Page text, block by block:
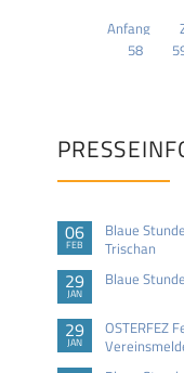
Anfang
58
06
FEB
Blaue
Trischan
29
JAN
Blaue
29
JAN
OSTERFEZ